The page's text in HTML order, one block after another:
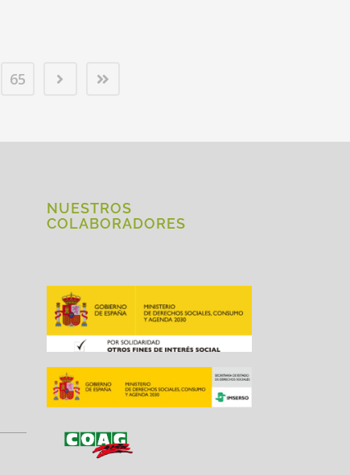
65
NUESTROS
COLABORADORES